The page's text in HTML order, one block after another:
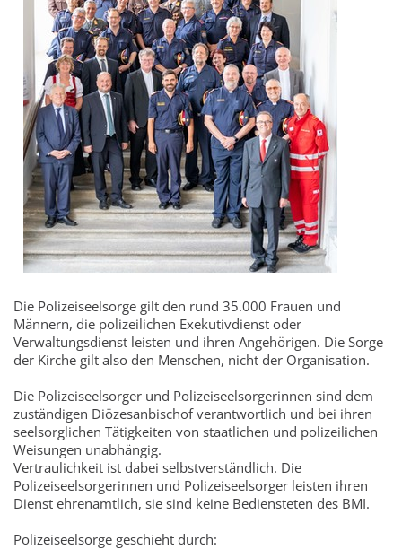
Die Polizeiseelsorge gilt den rund 35.000 Frauen und
Männern, die polizeilichen Exekutivdienst oder
Verwaltungsdienst leisten und ihren Angehörigen. Die Sorge
der Kirche gilt also den Menschen, nicht der Organisation.
Die Polizeiseelsorger und Polizeiseelsorgerinnen sind dem
zuständigen Diözesanbischof verantwortlich und bei ihren
seelsorglichen Tätigkeiten von staatlichen und polizeilichen
Weisungen unabhängig.
Vertraulichkeit ist dabei selbstverständlich. Die
Polizeiseelsorgerinnen und Polizeiseelsorger leisten ihren
Dienst ehrenamtlich, sie sind keine Bediensteten des BMI.
Polizeiseelsorge geschieht durch: